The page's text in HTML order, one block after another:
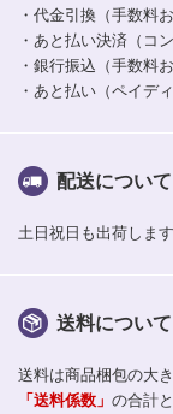
・代金引換（手数料
・あと払い決済（コ
・銀行振込（手数料
・あと払い（ペイディ
配送について
土日祝日も出荷します
送料について
送料は商品梱包の大
「送料係数」 の合計と